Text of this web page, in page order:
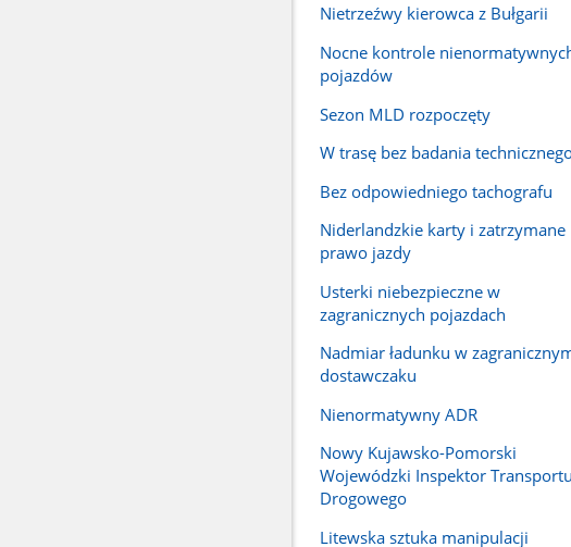
Nietrzeźwy kierowca z Bułgarii
Nocne kontrole
pojazdów
Sezon MLD rozpoczęty
W trasę bez badania
Bez odpowiedniego tachografu
Niderlandzkie karty i zatrzymane
prawo jazdy
Usterki niebezpieczne w
zagranicznych pojazdach
Nadmiar ładunku w
dostawczaku
Nienormatywny ADR
Nowy Kujawsko-Pomorski
Wojewódzki Inspektor Transportu
Drogowego
Litewska sztuka manipulacji